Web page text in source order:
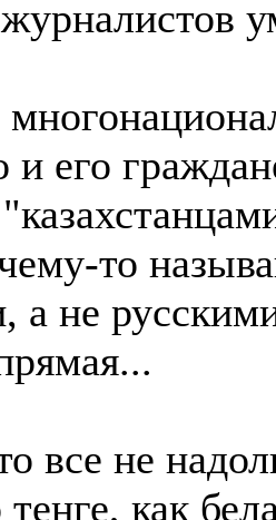
и его
то
а не
все не
как